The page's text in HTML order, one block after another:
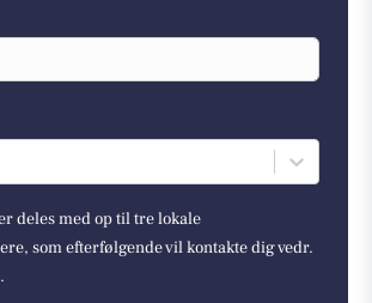
deles med op til tre lokale
som efterfølgende vil kontakte dig vedr.